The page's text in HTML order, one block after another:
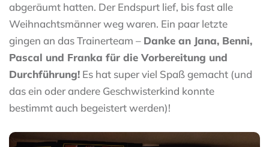
abgeräumt hatten. Der Endspurt lief, bis fast alle
Weihnachtsmänner weg waren. Ein paar letzte
gingen an das Trainerteam – Danke an Jana, Benni,
Pascal und Franka für die Vorbereitung und
Durchführung! Es hat super viel Spaß gemacht (und
das ein oder andere Geschwisterkind konnte
bestimmt auch begeistert werden)!